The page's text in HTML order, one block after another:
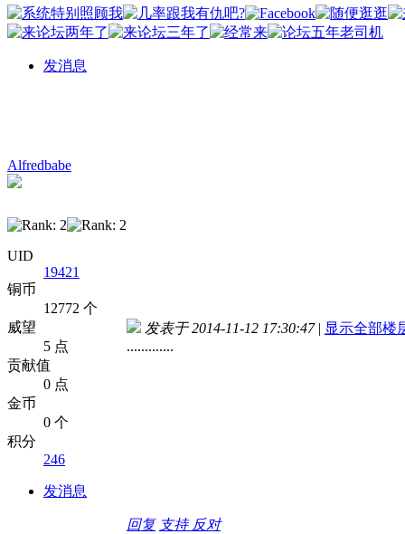
发消息
Alfredbabe
UID
19421
铜币
12772 个
威望
5 点
贡献值
0 点
金币
0 个
积分
246
发消息
发表于 2014-11-12 17:30:47 | 显示全部楼
.............
回复 支持 反对